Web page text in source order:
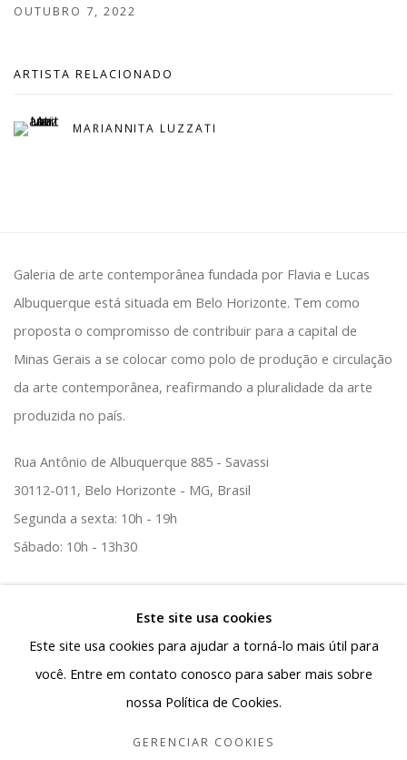
OUTUBRO 7, 2022
ARTISTA RELACIONADO
MARIANNITA LUZZATI
Galeria de arte contemporânea fundada por Flavia e Lucas
Albuquerque está situada em Belo Horizonte. Tem como
proposta o compromisso de contribuir para a capital de
Minas Gerais a se colocar como polo de produção e circulação
da arte contemporânea, reafirmando a pluralidade da arte
produzida no país.
Rua Antônio de Albuquerque 885 - Savassi
30112-011, Belo Horizonte - MG, Brasil
Segunda a sexta: 10h - 19h
Sábado: 10h - 13h30
Este site usa cookies
Este site usa cookies para ajudar a torná-lo mais útil para
você. Entre em contato conosco para saber mais sobre
nossa Política de Cookies.
GERENCIAR COOKIES